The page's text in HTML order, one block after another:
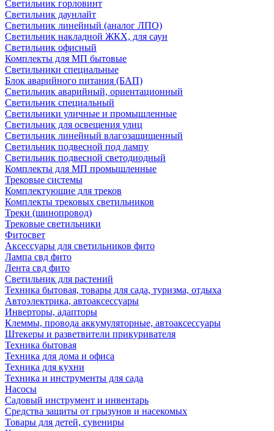
Светильник горловинт
Светильник даунлайт
Светильник линейный (аналог ЛПО)
Светильник накладной ЖКХ, для саун
Светильник офисный
Комплекты для МП бытовые
Светильники специальные
Блок аварийного питания (БАП)
Светильник аварийный, ориентационный
Светильник специальный
Светильники уличные и промышленные
Светильник для освещения улиц
Светильник линейный влагозащищенный
Светильник подвесной под лампу
Светильник подвесной светодиодный
Комплекты для МП промышленные
Трековые системы
Комплектующие для треков
Комплекты трековых светильников
Треки (шинопровод)
Трековые светильники
Фитосвет
Аксессуары для светильников фито
Лампа свд фито
Лента свд фито
Светильник для растений
Техника бытовая, товары для сада, туризма, отдыха
Автоэлектрика, автоаксессуары
Инверторы, адапторы
Клеммы, провода аккумуляторные, автоаксессуары
Штекеры и разветвители прикуривателя
Техника бытовая
Техника для дома и офиса
Техника для кухни
Техника и инструменты для сада
Насосы
Садовый инструмент и инвентарь
Средства защиты от грызунов и насекомых
Товары для детей, сувениры